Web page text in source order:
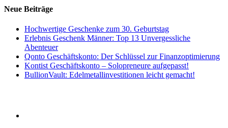
Neue Beiträge
Hochwertige Geschenke zum 30. Geburtstag
Erlebnis Geschenk Männer: Top 13 Unvergessliche
Abenteuer
Qonto Geschäftskonto: Der Schlüssel zur Finanzoptimierung
Kontist Geschäftskonto – Solopreneure aufgepasst!
BullionVault: Edelmetallinvestitionen leicht gemacht!